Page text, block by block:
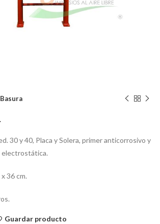
30 y 40, Placa y Solera, primer anticorrosivo y
electrostática.
36 cm.
Guardar producto